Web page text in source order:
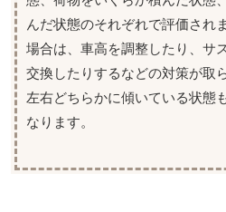
んだ状態のそれぞれで評価され
場合は、車高を調整したり、サ
交換したりするなどの対策が取
左右どちらかに傾いている状態
なります。